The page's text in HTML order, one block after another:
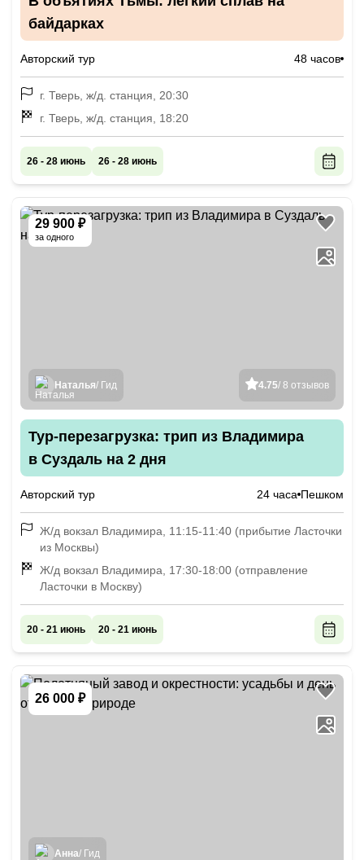
байдарках
Авторский тур 48 часов
г. Тверь, ж/д. станция, 20:30
г. Тверь, ж/д. станция, 18:20
26 - 28 июнь 26 - 28 июнь
29 900 ₽
за одного
4.75/ 8 отзывов
Наталья/ Гид
Тур-перезагрузка: трип из Владимира
в Суздаль на 2 дня
Авторский тур 24 часа Пешком
Ж/д вокзал Владимира, 11:15-11:40 (прибытие Ласточки
из Москвы)
Ж/д вокзал Владимира, 17:30-18:00 (отправление
Ласточки в Москву)
20 - 21 июнь 20 - 21 июнь
26 000 ₽
Анна/ Гид